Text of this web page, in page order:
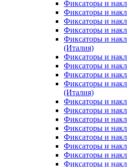
Фиксаторы и
Фиксаторы и
Фиксаторы и
Фиксаторы и
Фиксаторы и
(Италия)
Фиксаторы и
Фиксаторы и
Фиксаторы и
Фиксаторы и
(Италия)
Фиксаторы и
Фиксаторы и
Фиксаторы и
Фиксаторы и
Фиксаторы и
Фиксаторы и
Фиксаторы и
Фиксаторы и